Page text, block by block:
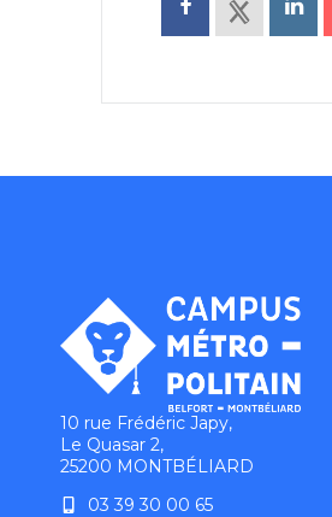
10 rue Frédéric Japy,
Le Quasar 2,
25200 MONTBÉLIARD
03 39 30 00 65